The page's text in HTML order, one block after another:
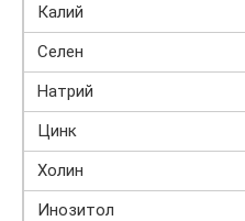
Калий
Селен
Натрий
Цинк
Холин
Инозитол